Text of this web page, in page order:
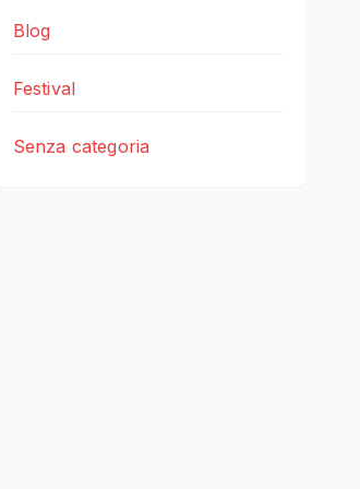
Blog
Festival
Senza categoria